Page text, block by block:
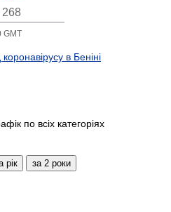
268
GMT
коронавірусу в Беніні
по всіх категоріях